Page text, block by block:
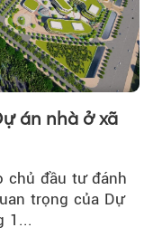
án nhà ở xã
chủ đầu tư đánh
trọng của Dự
1...